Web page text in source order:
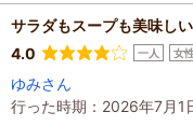
サラダもスープも美味し
4.0
一人 女
ゆみさん
行った時期：2026年7月1